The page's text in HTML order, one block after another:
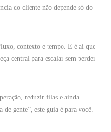
do cliente não depende só do
contexto e tempo. E é aí que
central para escalar sem perder
reduzir filas e ainda
de gente”, este guia é para você.